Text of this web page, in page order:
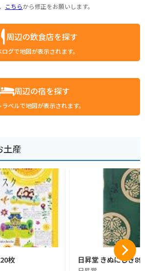
こちらから修正をお願いします。
周辺の飲食店を探す
グで地図が表示されます。
周辺の宿を探す
ベルで地図が表示されます。
土産
枚 日昇堂 きぬにしき8個